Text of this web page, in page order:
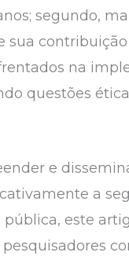
segundo,
sua contribuição
na
questões
e
a
este